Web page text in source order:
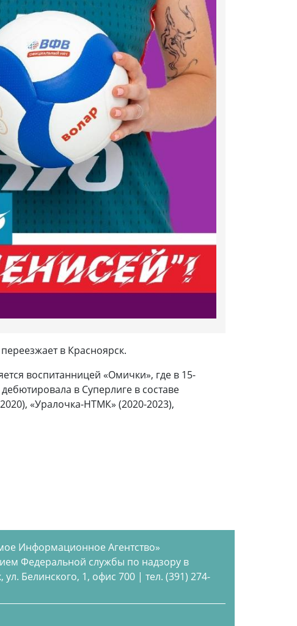
в Красноярск.
воспитанницей «Омички», где в 15-
в Суперлиге в составе
«Уралочка-НТМК» (2020-2023),
Информационное Агентство»
Федеральной службы по надзору в
Белинского, 1, офис 700 | тел. (391) 274-